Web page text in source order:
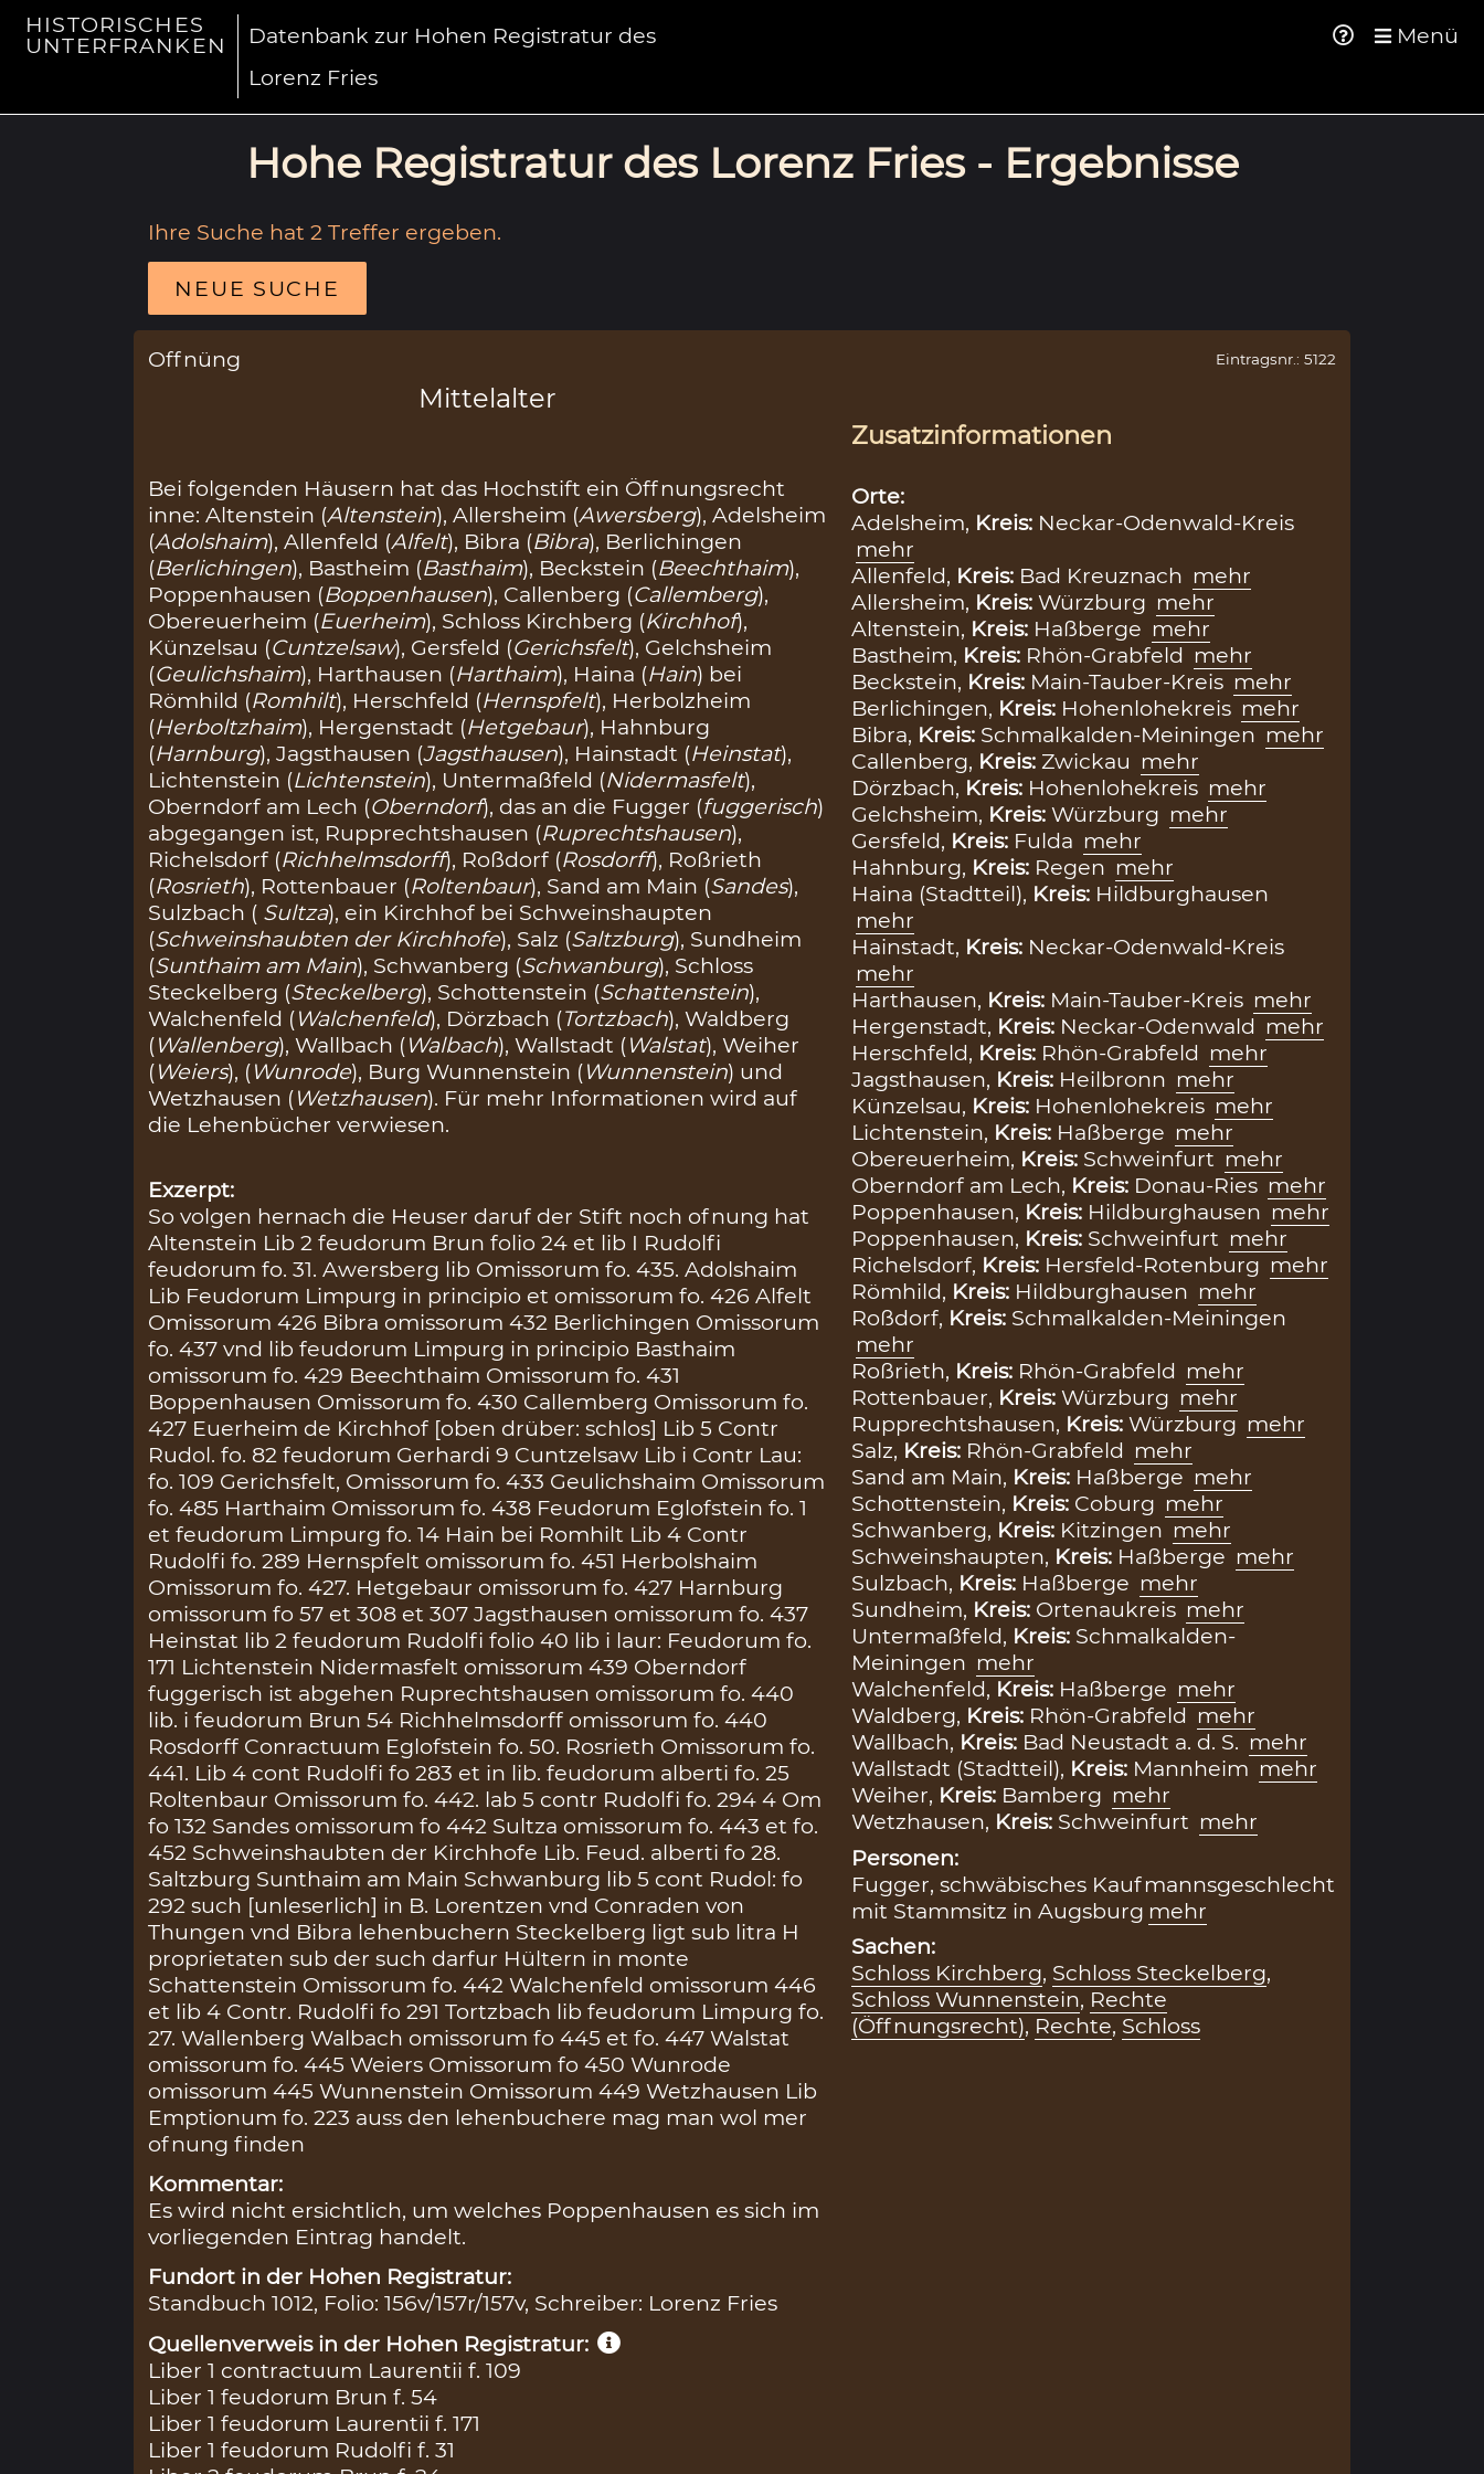
HISTORISCHES
UNTERFRANKEN
Datenbank zur Hohen Registratur des
Lorenz Fries
Menü
Hohe Registratur des Lorenz Fries - Ergebnisse
Ihre Suche hat 2 Treffer ergeben.
NEUE SUCHE
Offnüng
Mittelalter
Bei folgenden Häusern hat das Hochstift ein Öffnungsrecht
inne: Altenstein (Altenstein), Allersheim (Awersberg), Adelsheim
(Adolshaim), Allenfeld (Alfelt), Bibra (Bibra), Berlichingen
(Berlichingen), Bastheim (Basthaim), Beckstein (Beechthaim),
Poppenhausen (Boppenhausen), Callenberg (Callemberg),
Obereuerheim (Euerheim), Schloss Kirchberg (Kirchhof),
Künzelsau (Cuntzelsaw), Gersfeld (Gerichsfelt), Gelchsheim
(Geulichshaim), Harthausen (Harthaim), Haina (Hain) bei
Römhild (Romhilt), Herschfeld (Hernspfelt), Herbolzheim
(Herboltzhaim), Hergenstadt (Hetgebaur), Hahnburg
(Harnburg), Jagsthausen (Jagsthausen), Hainstadt (Heinstat),
Lichtenstein (Lichtenstein), Untermaßfeld (Nidermasfelt),
Oberndorf am Lech (Oberndorf), das an die Fugger (fuggerisch)
abgegangen ist, Rupprechtshausen (Ruprechtshausen),
Richelsdorf (Richhelmsdorff), Roßdorf (Rosdorff), Roßrieth
(Rosrieth), Rottenbauer (Roltenbaur), Sand am Main (Sandes),
Sulzbach ( Sultza), ein Kirchhof bei Schweinshaupten
(Schweinshaubten der Kirchhofe), Salz (Saltzburg), Sundheim
(Sunthaim am Main), Schwanberg (Schwanburg), Schloss
Steckelberg (Steckelberg), Schottenstein (Schattenstein),
Walchenfeld (Walchenfeld), Dörzbach (Tortzbach), Waldberg
(Wallenberg), Wallbach (Walbach), Wallstadt (Walstat), Weiher
(Weiers), (Wunrode), Burg Wunnenstein (Wunnenstein) und
Wetzhausen (Wetzhausen). Für mehr Informationen wird auf
die Lehenbücher verwiesen.
Exzerpt:
So volgen hernach die Heuser daruf der Stift noch ofnung hat
Altenstein Lib 2 feudorum Brun folio 24 et lib I Rudolfi
feudorum fo. 31. Awersberg lib Omissorum fo. 435. Adolshaim
Lib Feudorum Limpurg in principio et omissorum fo. 426 Alfelt
Omissorum 426 Bibra omissorum 432 Berlichingen Omissorum
fo. 437 vnd lib feudorum Limpurg in principio Basthaim
omissorum fo. 429 Beechthaim Omissorum fo. 431
Boppenhausen Omissorum fo. 430 Callemberg Omissorum fo.
427 Euerheim de Kirchhof [oben drüber: schlos] Lib 5 Contr
Rudol. fo. 82 feudorum Gerhardi 9 Cuntzelsaw Lib i Contr Lau:
fo. 109 Gerichsfelt, Omissorum fo. 433 Geulichshaim Omissorum
fo. 485 Harthaim Omissorum fo. 438 Feudorum Eglofstein fo. 1
et feudorum Limpurg fo. 14 Hain bei Romhilt Lib 4 Contr
Rudolfi fo. 289 Hernspfelt omissorum fo. 451 Herbolshaim
Omissorum fo. 427. Hetgebaur omissorum fo. 427 Harnburg
omissorum fo 57 et 308 et 307 Jagsthausen omissorum fo. 437
Heinstat lib 2 feudorum Rudolfi folio 40 lib i laur: Feudorum fo.
171 Lichtenstein Nidermasfelt omissorum 439 Oberndorf
fuggerisch ist abgehen Ruprechtshausen omissorum fo. 440
lib. i feudorum Brun 54 Richhelmsdorff omissorum fo. 440
Rosdorff Conractuum Eglofstein fo. 50. Rosrieth Omissorum fo.
441. Lib 4 cont Rudolfi fo 283 et in lib. feudorum alberti fo. 25
Roltenbaur Omissorum fo. 442. lab 5 contr Rudolfi fo. 294 4 Om
fo 132 Sandes omissorum fo 442 Sultza omissorum fo. 443 et fo.
452 Schweinshaubten der Kirchhofe Lib. Feud. alberti fo 28.
Saltzburg Sunthaim am Main Schwanburg lib 5 cont Rudol: fo
292 such [unleserlich] in B. Lorentzen vnd Conraden von
Thungen vnd Bibra lehenbuchern Steckelberg ligt sub litra H
proprietaten sub der such darfur Hültern in monte
Schattenstein Omissorum fo. 442 Walchenfeld omissorum 446
et lib 4 Contr. Rudolfi fo 291 Tortzbach lib feudorum Limpurg fo.
27. Wallenberg Walbach omissorum fo 445 et fo. 447 Walstat
omissorum fo. 445 Weiers Omissorum fo 450 Wunrode
omissorum 445 Wunnenstein Omissorum 449 Wetzhausen Lib
Emptionum fo. 223 auss den lehenbuchere mag man wol mer
ofnung finden
Kommentar:
Es wird nicht ersichtlich, um welches Poppenhausen es sich im
vorliegenden Eintrag handelt.
Fundort in der Hohen Registratur:
Standbuch 1012, Folio: 156v/157r/157v, Schreiber: Lorenz Fries
Quellenverweis in der Hohen Registratur:
Liber 1 contractuum Laurentii f. 109
Liber 1 feudorum Brun f. 54
Liber 1 feudorum Laurentii f. 171
Liber 1 feudorum Rudolfi f. 31
Eintragsnr.: 5122
Zusatzinformationen
Orte:
Adelsheim, Kreis: Neckar-Odenwald-Kreis
mehr
Allenfeld, Kreis: Bad Kreuznach mehr
Allersheim, Kreis: Würzburg mehr
Altenstein, Kreis: Haßberge mehr
Bastheim, Kreis: Rhön-Grabfeld mehr
Beckstein, Kreis: Main-Tauber-Kreis mehr
Berlichingen, Kreis: Hohenlohekreis mehr
Bibra, Kreis: Schmalkalden-Meiningen mehr
Callenberg, Kreis: Zwickau mehr
Dörzbach, Kreis: Hohenlohekreis mehr
Gelchsheim, Kreis: Würzburg mehr
Gersfeld, Kreis: Fulda mehr
Hahnburg, Kreis: Regen mehr
Haina (Stadtteil), Kreis: Hildburghausen
mehr
Hainstadt, Kreis: Neckar-Odenwald-Kreis
mehr
Harthausen, Kreis: Main-Tauber-Kreis mehr
Hergenstadt, Kreis: Neckar-Odenwald mehr
Herschfeld, Kreis: Rhön-Grabfeld mehr
Jagsthausen, Kreis: Heilbronn mehr
Künzelsau, Kreis: Hohenlohekreis mehr
Lichtenstein, Kreis: Haßberge mehr
Obereuerheim, Kreis: Schweinfurt mehr
Oberndorf am Lech, Kreis: Donau-Ries mehr
Poppenhausen, Kreis: Hildburghausen mehr
Poppenhausen, Kreis: Schweinfurt mehr
Richelsdorf, Kreis: Hersfeld-Rotenburg mehr
Römhild, Kreis: Hildburghausen mehr
Roßdorf, Kreis: Schmalkalden-Meiningen
mehr
Roßrieth, Kreis: Rhön-Grabfeld mehr
Rottenbauer, Kreis: Würzburg mehr
Rupprechtshausen, Kreis: Würzburg mehr
Salz, Kreis: Rhön-Grabfeld mehr
Sand am Main, Kreis: Haßberge mehr
Schottenstein, Kreis: Coburg mehr
Schwanberg, Kreis: Kitzingen mehr
Schweinshaupten, Kreis: Haßberge mehr
Sulzbach, Kreis: Haßberge mehr
Sundheim, Kreis: Ortenaukreis mehr
Untermaßfeld, Kreis: Schmalkalden-
Meiningen mehr
Walchenfeld, Kreis: Haßberge mehr
Waldberg, Kreis: Rhön-Grabfeld mehr
Wallbach, Kreis: Bad Neustadt a. d. S. mehr
Wallstadt (Stadtteil), Kreis: Mannheim mehr
Weiher, Kreis: Bamberg mehr
Wetzhausen, Kreis: Schweinfurt mehr
Personen:
Fugger, schwäbisches Kaufmannsgeschlecht
mit Stammsitz in Augsburg mehr
Sachen:
Schloss Kirchberg, Schloss Steckelberg,
Schloss Wunnenstein, Rechte
(Öffnungsrecht), Rechte, Schloss